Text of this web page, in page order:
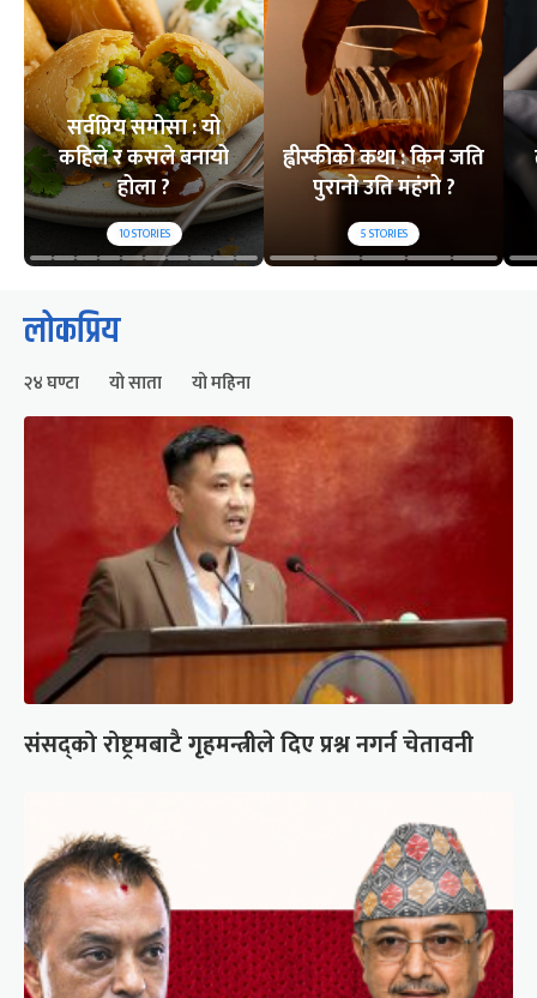
सर्वप्रिय समोसा : यो
कहिले र कसले बनायो
होला ?
10STORIES
ह्वीस्कीको कथा : किन जति
पुरानो उति महंगो ?
5STORIES
लोकप्रिय
२४ घण्टा यो साता यो महिना
संसद्को रोष्ट्रमबाटै गृहमन्त्रीले दिए प्रश्न नगर्न चेतावनी